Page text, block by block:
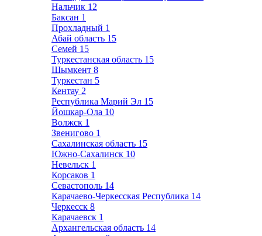
Нальчик 12
Баксан 1
Прохладный 1
Абай область 15
Семей 15
Туркестанская область 15
Шымкент 8
Туркестан 5
Кентау 2
Республика Марий Эл 15
Йошкар-Ола 10
Волжск 1
Звенигово 1
Сахалинская область 15
Южно-Сахалинск 10
Невельск 1
Корсаков 1
Севастополь 14
Карачаево-Черкесская Республика 14
Черкесск 8
Карачаевск 1
Архангельская область 14